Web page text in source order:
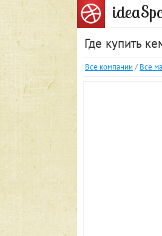
ideaS
Где купить
Все компании / Все